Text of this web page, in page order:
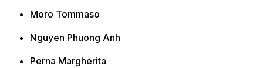
Moro Tommaso
Nguyen Phuong Anh
Perna Margherita